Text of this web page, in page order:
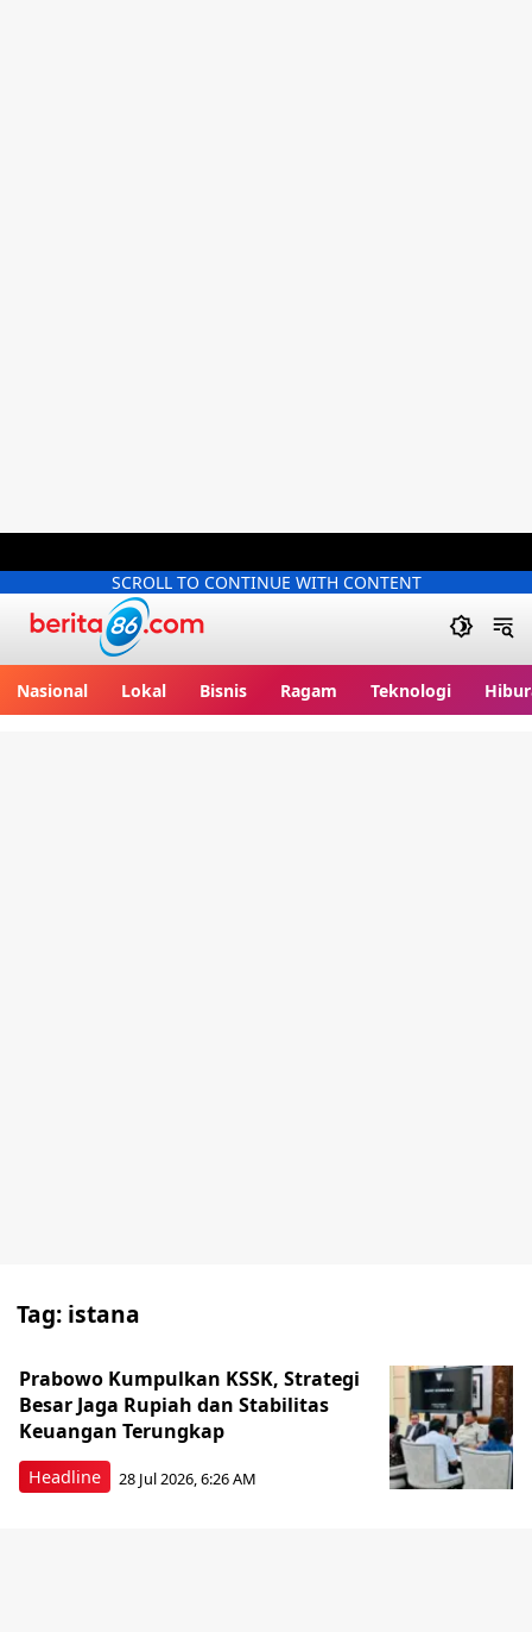
SCROLL TO CONTINUE WITH CONTENT
Nasional Lokal Bisnis Ragam Teknologi
Tag: istana
Headline
Prabowo Kumpulkan KSSK, Strategi
Besar Jaga Rupiah dan Stabilitas
Keuangan Terungkap
28 Jul 2026, 6:26 AM